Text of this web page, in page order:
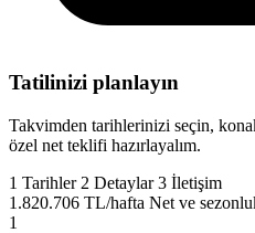
Tatilinizi planlayın
Takvimden tarihlerinizi seçin,
özel net teklifi hazırlayalım.
1 Tarihler 2 Detaylar3 İletişim
1.820.706 TL/hafta Net ve
1